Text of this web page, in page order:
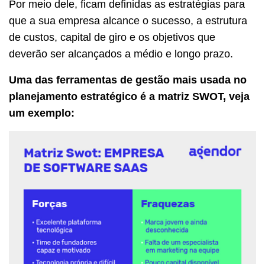
Por meio dele, ficam definidas as estratégias para
que a sua empresa alcance o sucesso, a estrutura
de custos, capital de giro e os objetivos que
deverão ser alcançados a médio e longo prazo.
Uma das ferramentas de gestão mais usada no
planejamento estratégico é a matriz SWOT, veja
um exemplo: